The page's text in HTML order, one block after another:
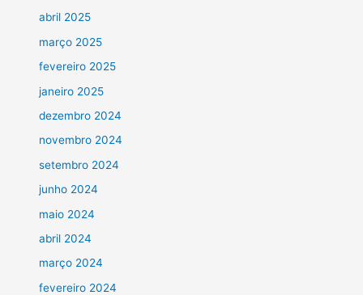
abril 2025
março 2025
fevereiro 2025
janeiro 2025
dezembro 2024
novembro 2024
setembro 2024
junho 2024
maio 2024
abril 2024
março 2024
fevereiro 2024